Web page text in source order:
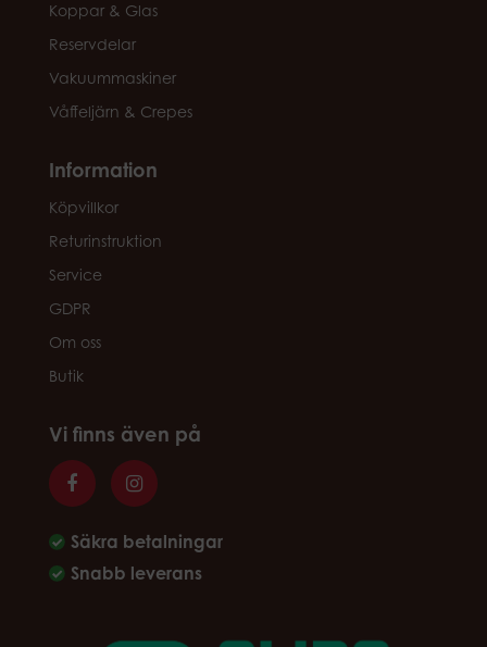
Koppar & Glas
Reservdelar
Vakuummaskiner
Våffeljärn & Crepes
Information
Köpvillkor
Returinstruktion
Service
GDPR
Om oss
Butik
Vi finns även på
Säkra betalningar
Snabb leverans